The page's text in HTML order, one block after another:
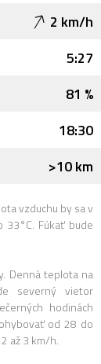
2 km/h
5:27
81 %
18:30
>10 km
vzduchu by sa v
Fúkať bude
Denná teplota na
severný vietor
hodinách
od 28 do
až 3 km/h.